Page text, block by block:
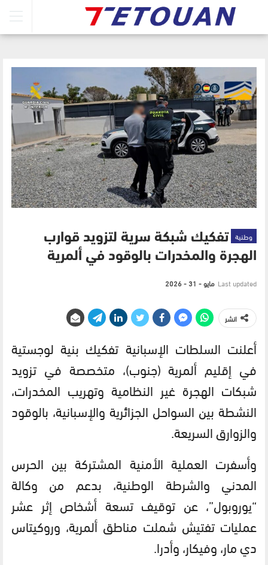
وطنية تفكيك شبكة سرية لتزويد قوارب
الهجرة والمخدرات بالوقود في ألمرية
Last updated مايو - 31 - 2026
انشر
أعلنت السلطات الإسبانية تفكيك بنية لوجستية
في إقليم ألمرية (جنوب)، متخصصة في تزويد
شبكات الهجرة غير النظامية وتهريب المخدرات،
النشطة بين السواحل الجزائرية والإسبانية، بالوقود
والزوارق السريعة.
وأسفرت العملية الأمنية المشتركة بين الحرس
المدني والشرطة الوطنية، بدعم من وكالة
“يوروبول”، عن توقيف تسعة أشخاص إثر عشر
عمليات تفتيش شملت مناطق ألمرية، وروكيتاس
دي مار، وفيكار، وأدرا.